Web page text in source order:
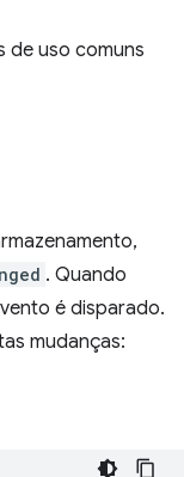
de uso comuns
. Quando
é disparado.
mudanças: